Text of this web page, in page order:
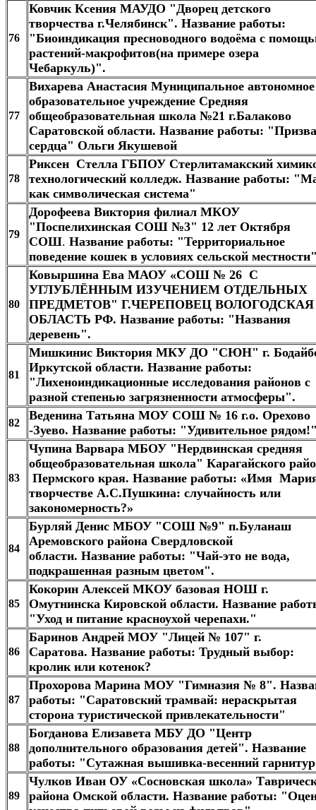
76
Ковчик Ксения МАУДО "Дворец детского
творчества г.Челябинск". Название работы:
"Биоиндикация пресноводного водоёма с
растений-макрофитов(на примере озера
Чебаркуль)".
77
Вихарева Анастасия Муниципальное автономное
образовательное учреждение Средняя
общеобразовательная школа №21 г.Балаково
Саратовской области. Название работы:
сердца" Ольги Якушевой
78
Риксен Стелла ГБПОУ Стерлитамакский
технологический колледж. Название работы:
как символическая система"
79
Дорофеева Виктория филиал МКОУ
"Поспелихинская СОШ №3" 12 лет Октября
СОШ. Название работы: "Территориальное
поведение кошек в условиях сельской
80
Ковыршина Ева МАОУ «СОШ № 26 С
УГЛУБЛЁННЫМ ИЗУЧЕНИЕМ ОТДЕЛЬНЫХ
ПРЕДМЕТОВ" Г.ЧЕРЕПОВЕЦ ВОЛОГОДСКАЯ
ОБЛАСТЬ РФ. Название работы: "Названия
деревень".
81
Мишкинис Виктория МКУ ДО "СЮН" г.
Иркутской области. Название работы:
"Лихеноиндикационные исследования районов с
разной степенью загрязненности атмосферы".
82
Веденина Татьяна МОУ СОШ № 16 г.о. Орехово
-Зуево. Название работы: "Удивительное
83
Чупина Варвара МБОУ "Нердвинская средняя
общеобразовательная школа" Карагайского
Пермского края. Название работы: «Имя
творчестве А.С.Пушкина: случайность или
закономерность?»
84
Бурляй Денис МБОУ "СОШ №9" п.Буланаш
Аремовского района Свердловской
области. Название работы: "Чай-это не вода,
подкрашенная разным цветом".
85
Кокорин Алексей МКОУ базовая НОШ г.
Омутнинска Кировской области. Название
"Уход и питание красноухой черепахи."
86
Баринов Андрей МОУ "Лицей № 107" г.
Саратова. Название работы: Трудный выбор:
кролик или котенок?
87
Прохорова Марина МОУ "Гимназия № 8".
работы: "Саратовский трамвай: нераскрытая
сторона туристической привлекательности"
88
Богданова Елизавета МБУ ДО "Центр
дополнительного образования детей". Название
работы: ​"Сутажная вышивка-весенний
89
Чулков Иван ОУ «Сосновская школа»
района Омской области. Название работы: